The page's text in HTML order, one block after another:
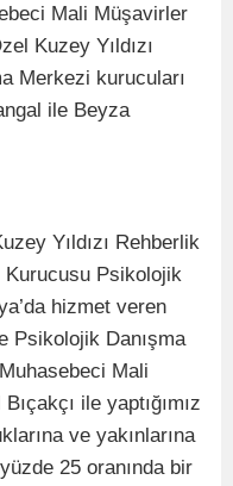
Mali Müşavirler
Kuzey Yıldızı
Merkezi kurucuları
ile Beyza
Yıldızı Rehberlik
Psikolojik
hizmet veren
Psikolojik Danışma
Mali
ile yaptığımız
ve yakınlarına
25 oranında bir